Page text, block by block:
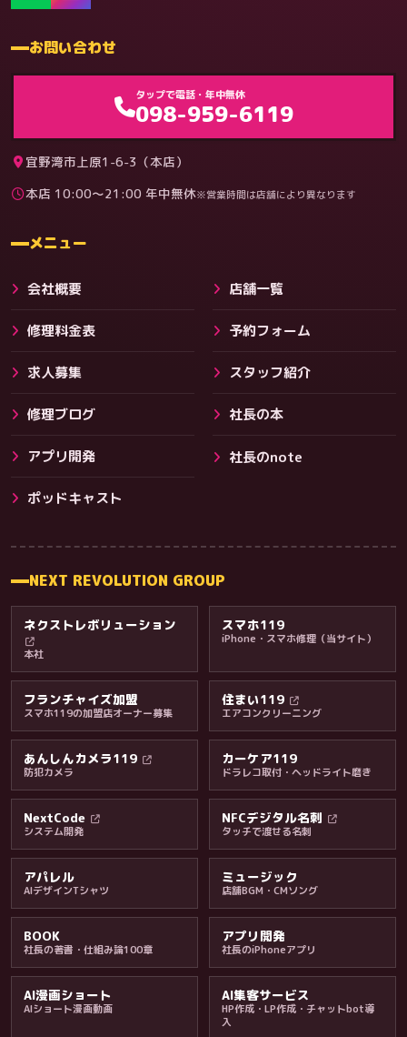
その他サービス
料金・保証・ご案内
料金
お問い合わせ
タップで電話・年中無休
098-959-6119
宜野湾市上原1-6-3（本店）
本店 10:00〜21:00 年中無休※営業時間は店舗により異なります
メニュー
会社概要 店舗一覧
修理料金表 予約フォーム
求人募集 スタッフ紹介
修理ブログ 社長の本
アプリ開発 社長のnote
ポッドキャスト
NEXT REVOLUTION GROUP
ネクストレボリューション
本社
スマホ119
iPhone・スマホ修理（当サイト）
フランチャイズ加盟
スマホ119の加盟店オーナー募集
住まい119
エアコンクリーニング
あんしんカメラ119
防犯カメラ
カーケア119
ドラレコ取付・ヘッドライト磨き
NextCode
システム開発
NFCデジタル名刺
タッチで渡せる名刺
アパレル
AIデザインTシャツ
ミュージック
店舗BGM・CMソング
BOOK
社長の著書・仕組み論100章
アプリ開発
社長のiPhoneアプリ
AI漫画ショート
AIショート漫画動画
AI集客サービス
HP作成・LP作成・チャットbot導
入